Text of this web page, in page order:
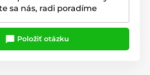
sa nás, radi poradíme
Položiť otázku